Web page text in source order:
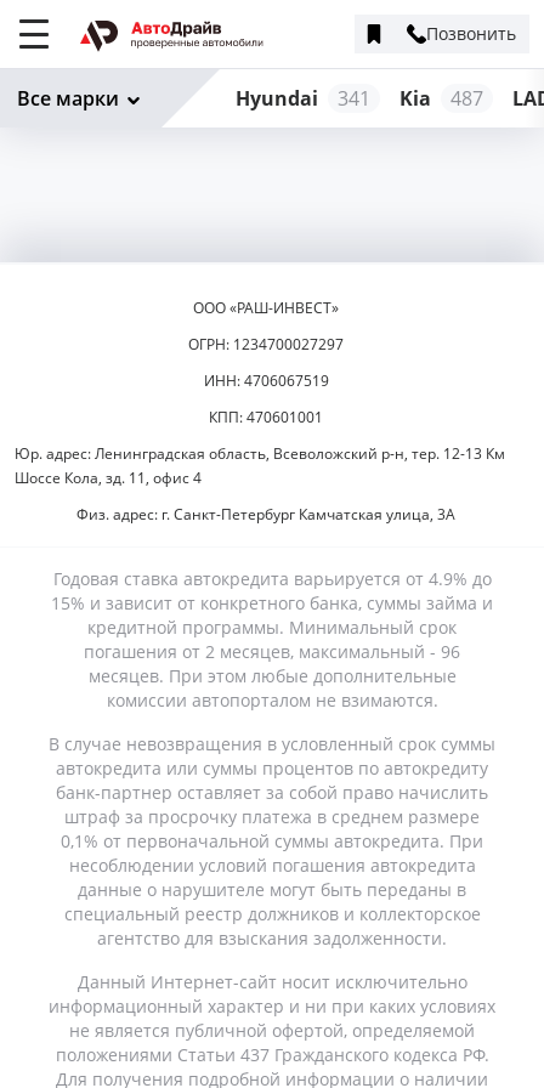
Позвонить
Hyundai 341 Kia 487
Все марки
ООО «РАШ-ИНВЕСТ»
ОГРН: 1234700027297
ИНН: 4706067519
КПП: 470601001
Юр. адрес: Ленинградская область, Всеволожский р-н, тер. 12-13 Км
Шоссе Кола, зд. 11, офис 4
Физ. адрес: г. Санкт-Петербург Камчатская улица, 3А
Годовая ставка автокредита варьируется от 4.9% до
15% и зависит от конкретного банка, суммы займа и
кредитной программы. Минимальный срок
погашения от 2 месяцев, максимальный - 96
месяцев. При этом любые дополнительные
комиссии автопорталом не взимаются.
В случае невозвращения в условленный срок суммы
автокредита или суммы процентов по автокредиту
банк-партнер оставляет за собой право начислить
штраф за просрочку платежа в среднем размере
0,1% от первоначальной суммы автокредита. При
несоблюдении условий погашения автокредита
данные о нарушителе могут быть переданы в
специальный реестр должников и коллекторское
агентство для взыскания задолженности.
Данный Интернет-сайт носит исключительно
информационный характер и ни при каких условиях
не является публичной офертой, определяемой
положениями Статьи 437 Гражданского кодекса РФ.
Для получения подробной информации о наличии